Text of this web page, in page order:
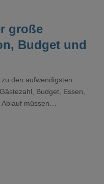
große
Budget und
den aufwendigsten
Budget, Essen,
müssen
ist und trotzdem